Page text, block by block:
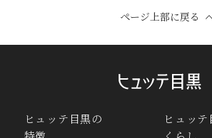
ページ上部に戻る
ヒュッテ目黒の
ヒュッテ